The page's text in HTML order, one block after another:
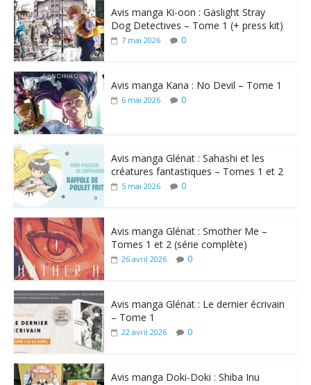
Avis manga Ki-oon : Gaslight Stray
Dog Detectives – Tome 1 (+ press kit)
7 mai 2026 0
Avis manga Kana : No Devil – Tome 1
6 mai 2026 0
Avis manga Glénat : Sahashi et les
créatures fantastiques – Tomes 1 et 2
5 mai 2026 0
Avis manga Glénat : Smother Me –
Tomes 1 et 2 (série complète)
26 avril 2026 0
Avis manga Glénat : Le dernier écrivain
– Tome 1
22 avril 2026 0
Avis manga Doki-Doki : Shiba Inu